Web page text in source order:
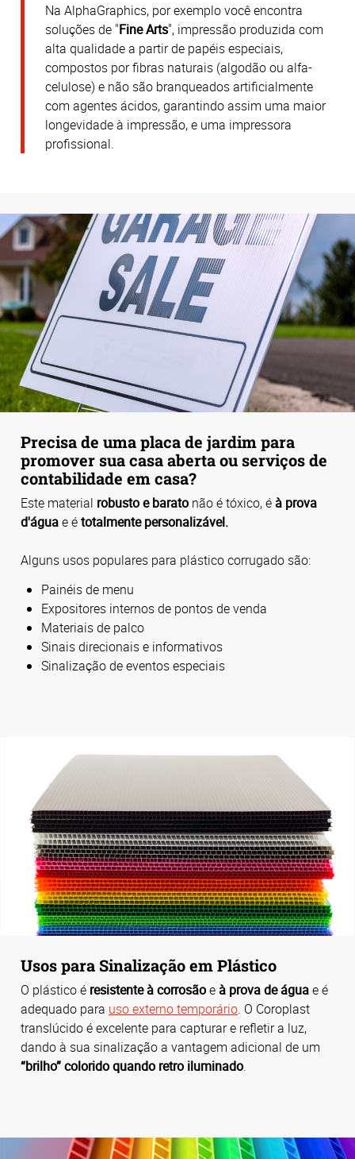
Na AlphaGraphics, por exemplo você encontra
soluções de "Fine Arts", impressão produzida com
alta qualidade a partir de papéis especiais,
compostos por fibras naturais (algodão ou alfa-
celulose) e não são branqueados artificialmente
com agentes ácidos, garantindo assim uma maior
longevidade à impressão, e uma impressora
profissional.
Precisa de uma placa de jardim para
promover sua casa aberta ou serviços de
contabilidade em casa?
Este material robusto e barato não é tóxico, éà prova
d'águae étotalmente personalizável.
Alguns usos populares para plástico corrugado são:
Painéis de menu
Expositores internos de pontos de venda
Materiais de palco
Sinais direcionais e informativos
Sinalização de eventos especiais
Usos para Sinalização em Plástico
O plástico é resistente à corrosãoeà prova de águae é
adequado para uso externo temporário. O Coroplast
translúcido é excelente para capturar e refletir a luz,
dando à sua sinalização a vantagem adicional de um
“brilho” colorido quando retro iluminado.